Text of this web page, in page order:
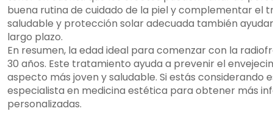
buena rutina de cuidado de la piel y complementar el
saludable y protección solar adecuada también
largo plazo.
En resumen, la edad ideal para comenzar con la
30 años. Este tratamiento ayuda a prevenir el
aspecto más joven y saludable. Si estás
especialista en medicina estética para obtener más
personalizadas.